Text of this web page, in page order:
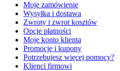
Moje zamówienie
Wysyłka i dostawa
Zwroty i zwrot kosztów
Opcje płatności
Moje konto klienta
Promocje i kupony
Potrzebujesz więcej pomocy?
Klienci firmowi